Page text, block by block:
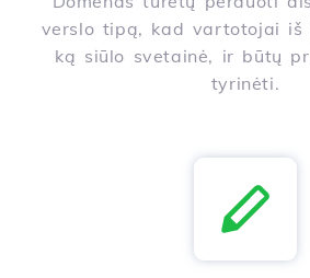
verslo tipą, kad vartotojai iš
ką siūlo svetainė, ir būtų
tyrinėti.